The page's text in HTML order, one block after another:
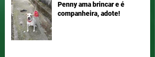
Penny ama brincar e é
companheira, adote!